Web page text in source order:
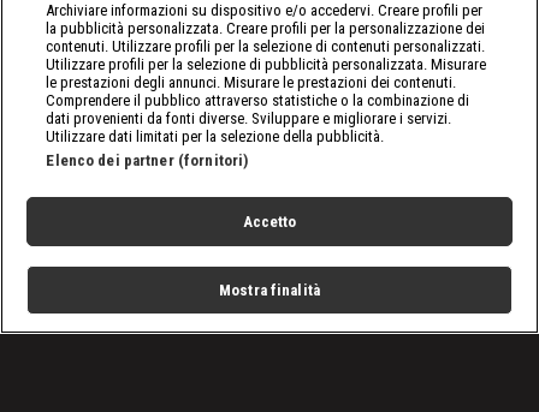
Archiviare informazioni su dispositivo e/o accedervi. Creare profili per
la pubblicità personalizzata. Creare profili per la personalizzazione dei
contenuti. Utilizzare profili per la selezione di contenuti personalizzati.
Utilizzare profili per la selezione di pubblicità personalizzata. Misurare
le prestazioni degli annunci. Misurare le prestazioni dei contenuti.
Comprendere il pubblico attraverso statistiche o la combinazione di
dati provenienti da fonti diverse. Sviluppare e migliorare i servizi.
Utilizzare dati limitati per la selezione della pubblicità.
Elenco dei partner (fornitori)
Accetto
Mostra finalità